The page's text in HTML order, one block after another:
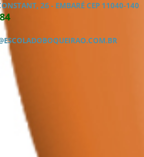
26 - EMBARÉ CEP 11040-140